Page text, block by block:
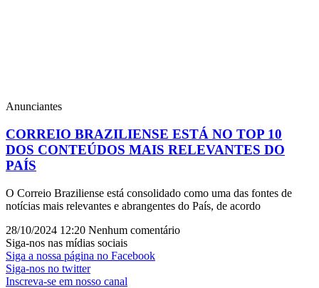
Anunciantes
CORREIO BRAZILIENSE ESTÁ NO TOP 10
DOS CONTEÚDOS MAIS RELEVANTES DO
PAÍS
O Correio Braziliense está consolidado como uma das fontes de
notícias mais relevantes e abrangentes do País, de acordo
28/10/2024 12:20 Nenhum comentário
Siga-nos nas mídias sociais
Siga a nossa página no Facebook
Siga-nos no twitter
Inscreva-se em nosso canal